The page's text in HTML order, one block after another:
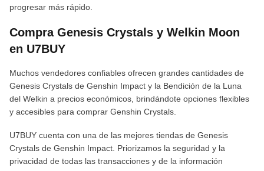
progresar más rápido.
Compra Genesis Crystals y Welkin Moon
en U7BUY
Muchos vendedores confiables ofrecen grandes cantidades de
Genesis Crystals de Genshin Impact y la Bendición de la Luna
del Welkin a precios económicos, brindándote opciones flexibles
y accesibles para comprar Genshin Crystals.
U7BUY cuenta con una de las mejores tiendas de Genesis
Crystals de Genshin Impact. Priorizamos la seguridad y la
privacidad de todas las transacciones y de la información